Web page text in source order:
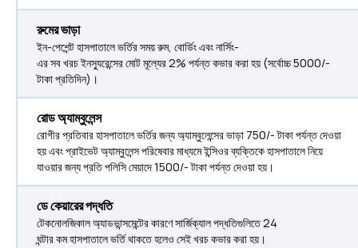
রুমের ভাড়া
ইন-পেশেন্ট হাসপাতালে ভর্তির সময় রুম, বোর্ডিং এবং নার্সিং-
এর সব খরচ ইনস্যুরেন্সের মোট মূল্যের 2% পর্যন্ত কভার করা হয় (সর্বোচ্চ 5000/-
টাকা প্রতিদিন)।
রোড অ্যাম্বুলেন্স
রোগীর প্রতিবার হাসপাতালে ভর্তির জন্য অ্যাম্বুলেন্সের ভাড়া 750/- টাকা পর্যন্ত দেওয়া
হয় এবং প্রাইভেট অ্যাম্বুলেন্স পরিষেবার মাধ্যমে ইন্সিওর ব্যক্তিকে হাসপাতালে নিয়ে
যাওয়ার জন্য প্রতি পলিসি মেয়াদে 1500/- টাকা পর্যন্ত দেওয়া হয়।
ডে কেয়ারের পদ্ধতি
টেকনোলজিকাল অ্যাডভান্সমেন্টের কারণে সার্জিক্যাল পদ্ধতিগুলিতে 24
ঘন্টার কম হাসপাতালে ভর্তি থাকতে হলেও সেই খরচ কভার করা হয়।